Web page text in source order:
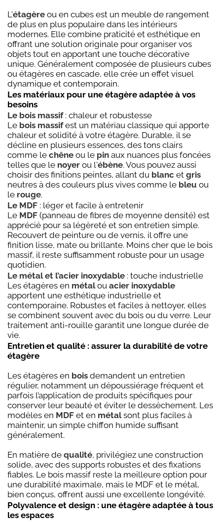
L'étagère ou en cubes est un meuble de rangement
de plus en plus populaire dans les intérieurs
modernes. Elle combine praticité et esthétique en
offrant une solution originale pour organiser vos
objets tout en apportant une touche décorative
unique. Généralement composée de plusieurs cubes
ou étagères en cascade, elle crée un effet visuel
dynamique et contemporain.
Les matériaux pour une étagère adaptée à vos
besoins
Le bois massif: chaleur et robustesse
Le bois massifest un matériau classique qui apporte
chaleur et solidité à votre étagère. Durable, il se
décline en plusieurs essences, des tons clairs
comme le chêne ou le pin aux nuances plus foncées
telles que le noyer ou l'ébène. Vous pouvez aussi
choisir des finitions peintes, allant du blanc et gris
neutres à des couleurs plus vives comme le bleu ou
le rouge.
Le MDF : léger et facile à entretenir
Le MDF (panneau de fibres de moyenne densité) est
apprécié pour sa légèreté et son entretien simple.
Recouvert de peinture ou de vernis, il offre une
finition lisse, mate ou brillante. Moins cher que le bois
massif, il reste suffisamment robuste pour un usage
quotidien.
Le métal et l’acier inoxydable : touche industrielle
Les étagères en métalou acier inoxydable
apportent une esthétique industrielle et
contemporaine. Robustes et faciles à nettoyer, elles
se combinent souvent avec du bois ou du verre. Leur
traitement anti-rouille garantit une longue durée de
vie.
Entretien et qualité : assurer la durabilité de votre
étagère
Les étagères en bois demandent un entretien
régulier, notamment un dépoussiérage fréquent et
parfois l’application de produits spécifiques pour
conserver leur beauté et éviter le dessèchement. Les
modèles en MDF et en métalsont plus faciles à
maintenir, un simple chiffon humide suffisant
généralement.
En matière de qualité, privilégiez une construction
solide, avec des supports robustes et des fixations
fiables. Le bois massif reste la meilleure option pour
une durabilité maximale, mais le MDF et le métal,
bien conçus, offrent aussi une excellente longévité.
Polyvalence et design : une étagère adaptée à tous
les espaces